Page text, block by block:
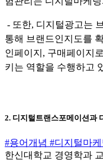
- 또한, 디지털광고는
통해 브랜드인지도를
인페이지, 구매페이지
키는 역할을 수행하고
2. 디지털트랜스포메이션과
#용어개념 #디지털마케
한신대학교 경영학과